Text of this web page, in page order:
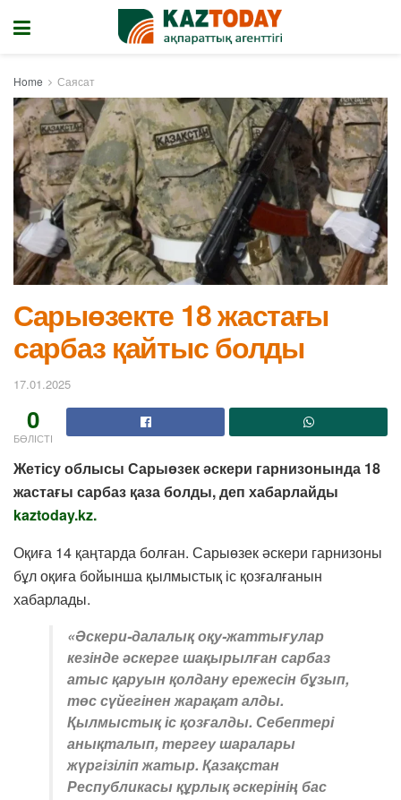
Home Саясат
Сарыөзекте 18 жастағы
сарбаз қайтыс болды
17.01.2025
0
БӨЛІСТІ
Жетісу облысы Сарыөзек әскери гарнизонында 18
жастағы сарбаз қаза болды, деп хабарлайды
kaztoday.kz.
Оқиға 14 қаңтарда болған. Сарыөзек әскери гарнизоны
бұл оқиға бойынша қылмыстық іс қозғалғанын
хабарлады.
«Әскери-далалық оқу-жаттығулар
кезінде әскерге шақырылған сарбаз
атыс қаруын қолдану ережесін бұзып,
төс сүйегінен жарақат алды.
Қылмыстық іс қозғалды. Себептері
анықталып, тергеу шаралары
жүргізіліп жатыр. Қазақстан
Республикасы құрлық әскерінің бас